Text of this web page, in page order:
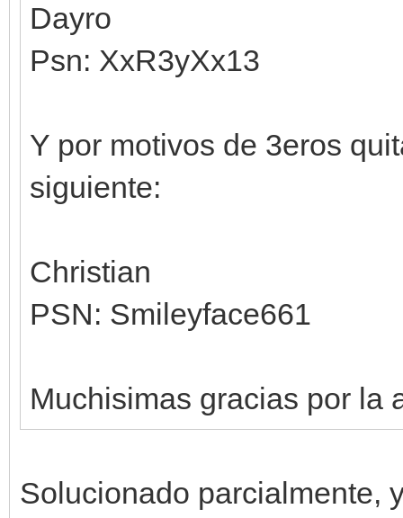
Dayro
Psn: XxR3yXx13
Y por motivos de 3eros
siguiente:
Christian
PSN: Smileyface661
Muchisimas gracias por la
Solucionado parcialmente,